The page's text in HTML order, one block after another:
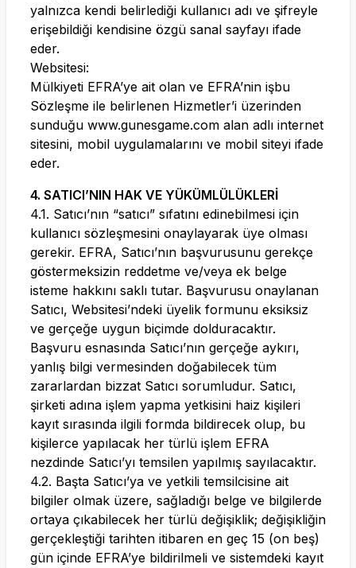
yalnızca kendi belirlediği kullanıcı adı ve şifreyle
erişebildiği kendisine özgü sanal sayfayı ifade
eder.
Websitesi:
Mülkiyeti EFRA’ye ait olan ve EFRA’nin işbu
Sözleşme ile belirlenen Hizmetler’i üzerinden
sunduğu www.gunesgame.com alan adlı internet
sitesini, mobil uygulamalarını ve mobil siteyi ifade
eder.
4. SATICI’NIN HAK VE YÜKÜMLÜLÜKLERİ
4.1. Satıcı’nın “satıcı” sıfatını edinebilmesi için
kullanıcı sözleşmesini onaylayarak üye olması
gerekir. EFRA, Satıcı’nın başvurusunu gerekçe
göstermeksizin reddetme ve/veya ek belge
isteme hakkını saklı tutar. Başvurusu onaylanan
Satıcı, Websitesi’ndeki üyelik formunu eksiksiz
ve gerçeğe uygun biçimde dolduracaktır.
Başvuru esnasında Satıcı’nın gerçeğe aykırı,
yanlış bilgi vermesinden doğabilecek tüm
zararlardan bizzat Satıcı sorumludur. Satıcı,
şirketi adına işlem yapma yetkisini haiz kişileri
kayıt sırasında ilgili formda bildirecek olup, bu
kişilerce yapılacak her türlü işlem EFRA
nezdinde Satıcı’yı temsilen yapılmış sayılacaktır.
4.2. Başta Satıcı’ya ve yetkili temsilcisine ait
bilgiler olmak üzere, sağladığı belge ve bilgilerde
ortaya çıkabilecek her türlü değişiklik; değişikliğin
gerçekleştiği tarihten itibaren en geç 15 (on beş)
gün içinde EFRA’ye bildirilmeli ve sistemdeki kayıt